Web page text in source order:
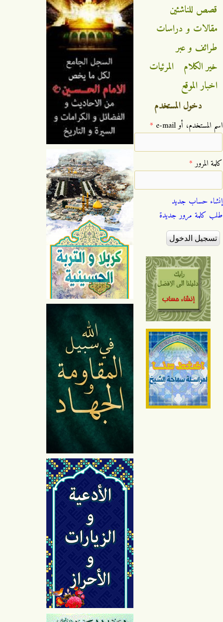
قصص للناشئين
مقالات و دراسات
طرائف و عبر
خير الكلام
المرئيات
اخبار الموقع
دخول المستخدم
‏اسم المستخدم، أو e-mail ‏ *
‏كلمة المرور ‏*
إنشاء حساب جديد
طلب كلمة مرور جديدة